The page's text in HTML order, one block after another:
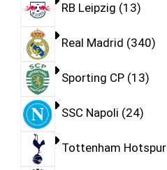
RB Leipzig 13
Real Madrid 340
Sporting CP 13
SSC Napoli 24
Tottenham Hotspur